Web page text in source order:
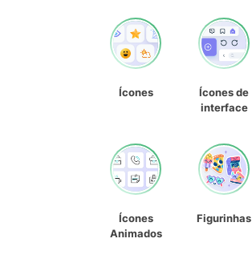
Ícones
Ícones de
interface
Ícones
Animados
Figurinhas